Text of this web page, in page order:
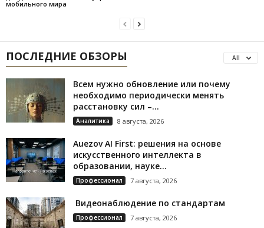
мобильного мира
ПОСЛЕДНИЕ ОБЗОРЫ All
Всем нужно обновление или почему
необходимо периодически менять
расстановку сил –...
Аналитика 8 августа, 2026
Auezov AI First: решения на основе
искусственного интеллекта в
образовании, науке...
Профессионал 7 августа, 2026
Видеонаблюдение по стандартам
Профессионал 7 августа, 2026